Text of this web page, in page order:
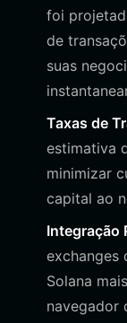
foi
de
suas
Taxas de
estimativa
minimizar
capital ao
Integração
exchanges
Solana
navegador